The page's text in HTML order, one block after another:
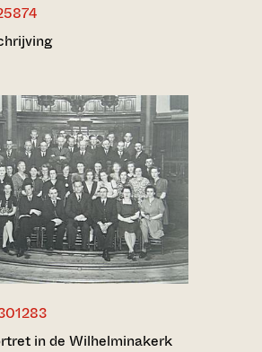
in de Wilhelminakerk